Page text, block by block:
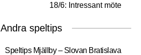
18/6: Intressant möte
Andra speltips
Speltips Mjällby – Slovan Bratislava